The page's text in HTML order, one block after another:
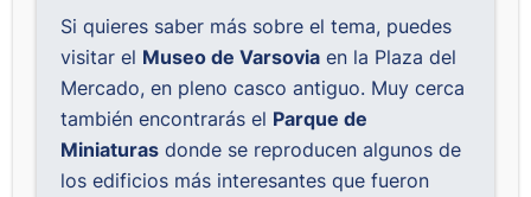
Si quieres saber más sobre el tema, puedes
visitar el Museo de Varsovia en la Plaza del
Mercado, en pleno casco antiguo. Muy cerca
también encontrarás el Parque de
Miniaturas donde se reproducen algunos de
los edificios más interesantes que fueron